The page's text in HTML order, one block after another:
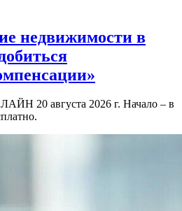
недвижимости в
20 августа 2026 г. Начало – в